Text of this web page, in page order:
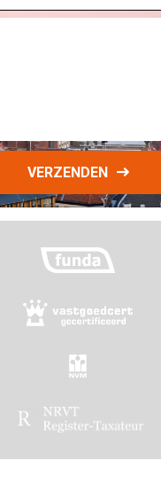
VERZENDEN